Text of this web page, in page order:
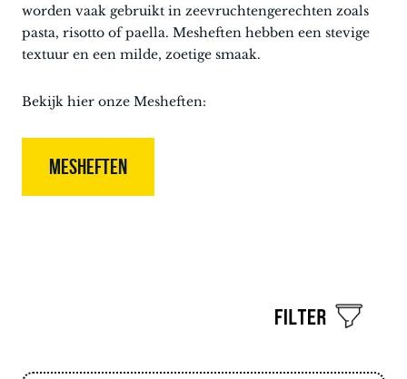
worden vaak gebruikt in zeevruchtengerechten zoals
pasta, risotto of paella. Mesheften hebben een stevige
textuur en een milde, zoetige smaak.
Bekijk hier onze Mesheften:
MESHEFTEN